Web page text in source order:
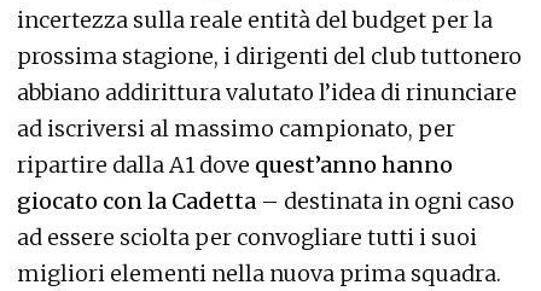
incertezza sulla reale entità del budget per la
prossima stagione, i dirigenti del club tuttonero
abbiano addirittura valutato l’idea di rinunciare
ad iscriversi al massimo campionato, per
ripartire dalla A1 dove quest’anno hanno
giocato con la Cadetta – destinata in ogni caso
ad essere sciolta per convogliare tutti i suoi
migliori elementi nella nuova prima squadra.